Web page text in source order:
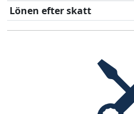
Lönen efter skatt